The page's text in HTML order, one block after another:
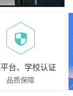
台、学校认证
品质保障